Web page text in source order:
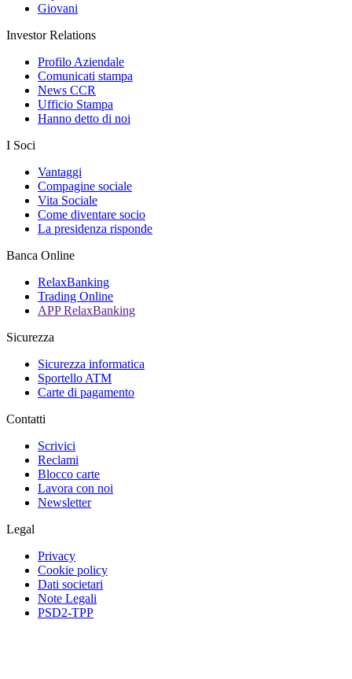
Giovani
Investor Relations
Profilo Aziendale
Comunicati stampa
News CCR
Ufficio Stampa
Hanno detto di noi
I Soci
Vantaggi
Compagine sociale
Vita Sociale
Come diventare socio
La presidenza risponde
Banca Online
RelaxBanking
Trading Online
APP RelaxBanking
Sicurezza
Sicurezza informatica
Sportello ATM
Carte di pagamento
Contatti
Scrivici
Reclami
Blocco carte
Lavora con noi
Newsletter
Legal
Privacy
Cookie policy
Dati societari
Note Legali
PSD2-TPP